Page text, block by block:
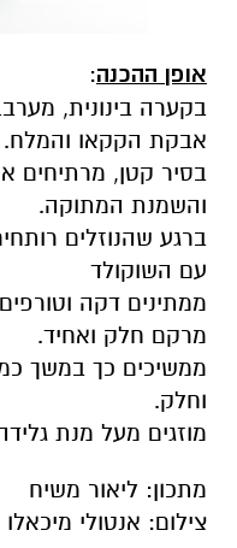
אופן ההכנה:
בקערה בינונית,
אבקת הקקאו והמלח.
בסיר קטן, מרתיחים
והשמנת המתוקה.
ברגע שהנוזלים
עם השוקולד
ממתינים דקה
מרקם חלק ואחיד.
ממשיכים כך במשך
וחלק.
מוזגים מעל מנת
מתכון: ליאור משיח
צילום: אנטולי מיכאלו